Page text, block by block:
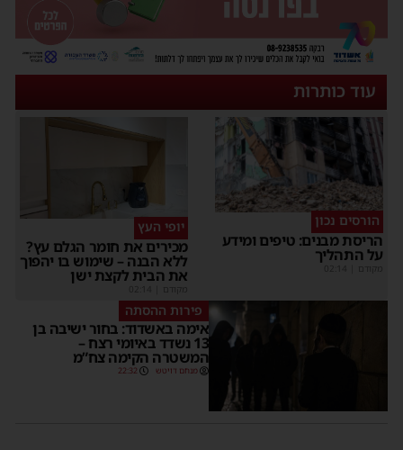
עוד כותרות
הורסים נכון
הריסת מבנים: טיפים ומידע
על התהליך
מקודם
יופי העץ
מכירים את חומר הגלם עץ?
ללא הבנה – שימוש בו יהפוך
את הבית לקצת ישן
מקודם
פירות ההסתה
אימה באשדוד: בחור ישיבה בן
13 נשדד באיומי רצח –
המשטרה הקימה צח”מ
מנחם דויטש 22:32